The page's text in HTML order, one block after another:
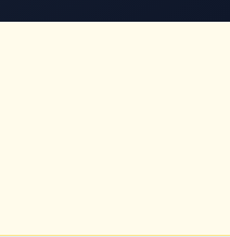
un adulte